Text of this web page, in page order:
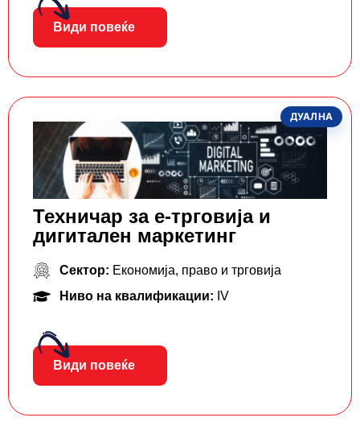
Види повеќе
ДУАЛНА
Техничар за е-трговија и
дигитален маркетинг
Сектор: Економија, право и трговија
Ниво на квалификации: IV
Види повеќе